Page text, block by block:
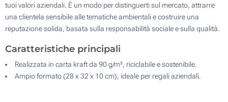
tuoi valori aziendali. È un modo per distinguerti sul mercato, attrarre
una clientela sensibile alle tematiche ambientali e costruire una
reputazione solida, basata sulla responsabilità sociale e sulla qualità.
Caratteristiche principali
Realizzata in carta kraft da 90 g/m², riciclabile e sostenibile.
Ampio formato (28 x 32 x 10 cm), ideale per regali aziendali.